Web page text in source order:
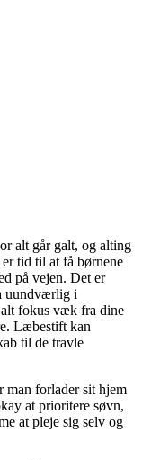
alt går galt, og alting
tid til at få børnene
på vejen. Det er
uundværlig i
fokus væk fra dine
Læbestift kan
til de travle
man forlader sit hjem
at prioritere søvn,
at pleje sig selv og